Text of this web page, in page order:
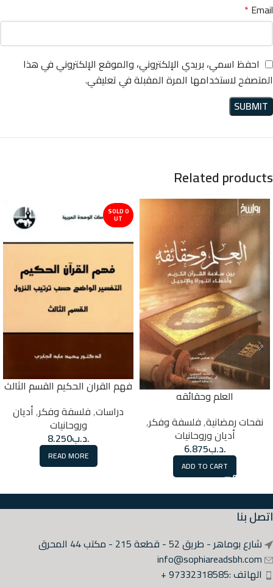
Email
*
احفظ اسمي، بريدي الإلكتروني، والموقع الإلكتروني في هذا
المتصفح لاستخدامها المرة المقبلة في تعليقي.
Related products
العلم وحقائقه
نفحات رمضانية,فلسفة وفكر,
أديان وروحانيات
.د.ب6.875
ADD TO CART
SOLD O
UT
فهم القران الحكيم القسم الثالث
دراسات,فلسفة وفكر,أديان
وروحانيات
.د.ب8.250
READ MORE
اتصل بنا
شارع بوماهر - طريق 52 - قطعة 215 - مكتب 44 المحرق
info@sophiareadsbh.com
الهاتف :97332318585 +